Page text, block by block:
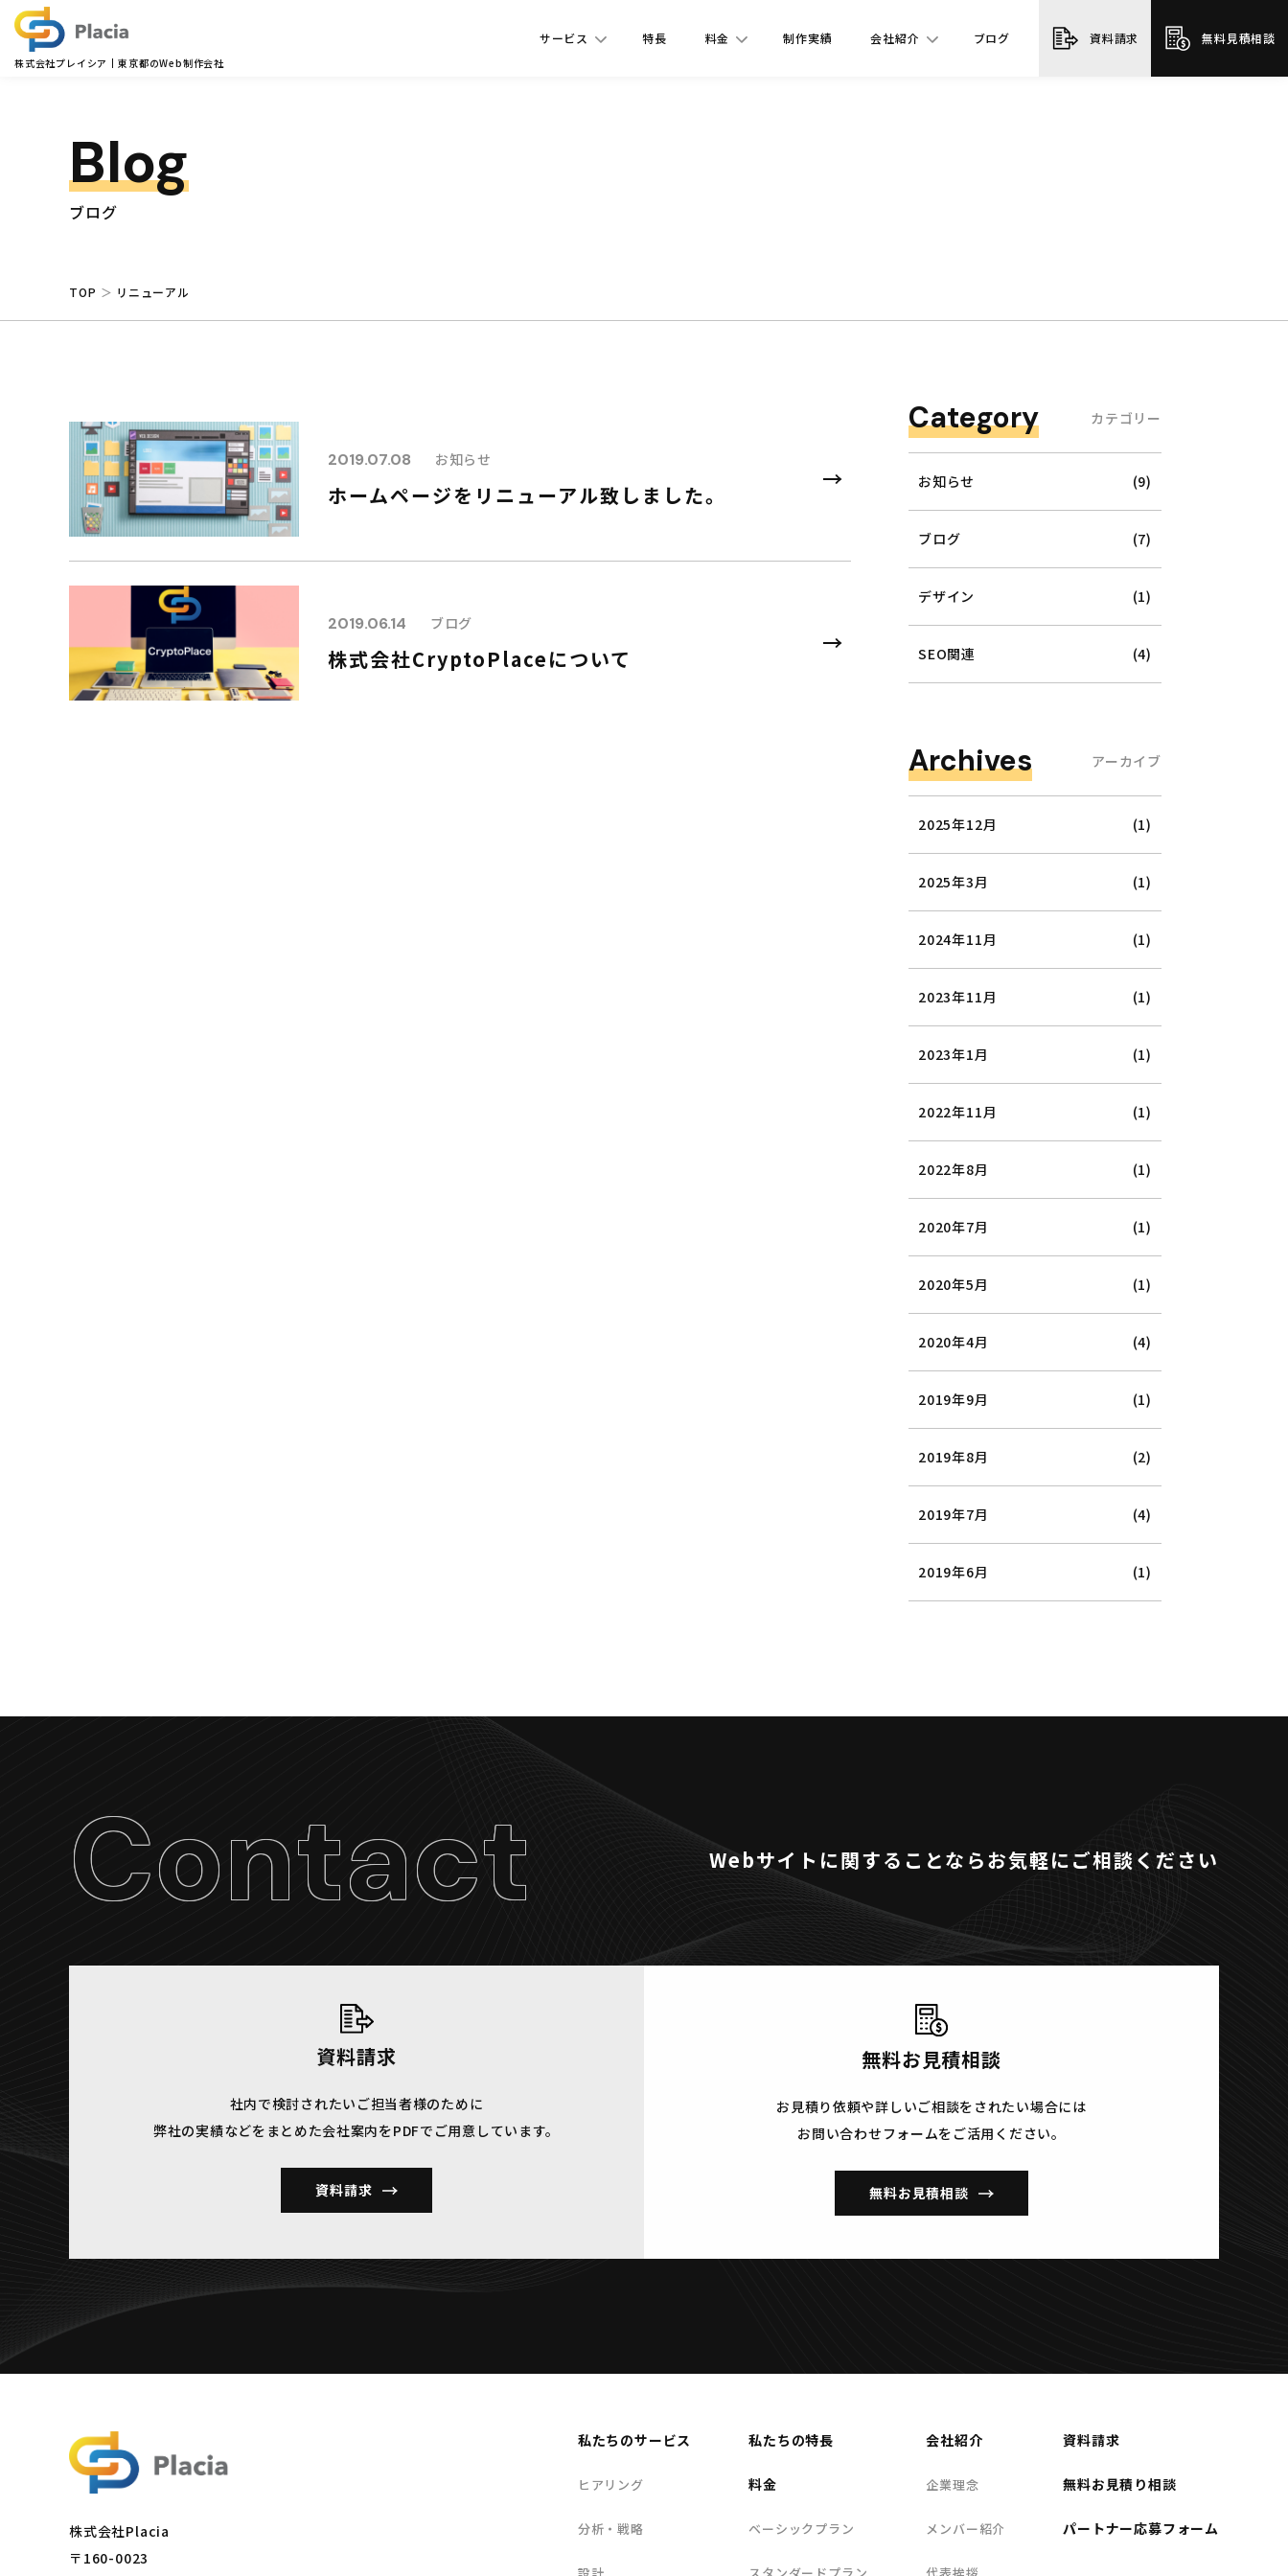
株式会社プレイシア 東京都のWeb制作会社
サービス 特長 料金 制作実績 会社紹介 ブログ 資料請求 無料見積相談
Blog
ブログ
TOP リニューアル
2019.07.08 お知らせ
ホームページをリニューアル致しました。
2019.06.14 ブログ
株式会社CryptoPlaceについて
Category カテゴリー
お知らせ (9)
ブログ (7)
デザイン (1)
SEO関連 (4)
Archives アーカイブ
2025年12月 (1)
2025年3月 (1)
2024年11月 (1)
2023年11月 (1)
2023年1月 (1)
2022年11月 (1)
2022年8月 (1)
2020年7月 (1)
2020年5月 (1)
2020年4月 (4)
2019年9月 (1)
2019年8月 (2)
2019年7月 (4)
2019年6月 (1)
Contact Webサイトに関することならお気軽にご相談ください
資料請求
社内で検討されたいご担当者様のために
弊社の実績などをまとめた会社案内をPDFでご用意しています。
資料請求
無料お見積相談
お見積り依頼や詳しいご相談をされたい場合には
お問い合わせフォームをご活用ください。
無料お見積相談
株式会社Placia
〒160-0023
私たちのサービス
ヒアリング
分析・戦略
私たちの特長
料金
ベーシックプラン
会社紹介
企業理念
メンバー紹介
資料請求
無料お見積り相談
パートナー応募フォーム